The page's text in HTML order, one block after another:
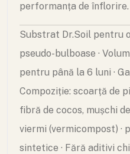
performanța de înflorire.
Substrat Dr.Soil pentru
pseudo-bulboase ·
pentru până la 6 luni ·
Compoziție: scoarță de
fibră de cocos, mușchi
viermi (vermicompost) ·
sintetice · Fără aditivi